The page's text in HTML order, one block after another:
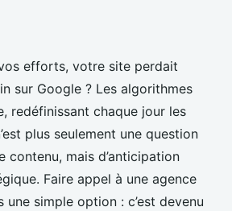
pour sélectionner
efficace
• 8 min de lecture
efforts, votre site perdait
sur Google ? Les algorithmes
redéfinissant chaque jour les
plus seulement une question
contenu, mais d’anticipation
Faire appel à une agence
une simple option : c’est devenu